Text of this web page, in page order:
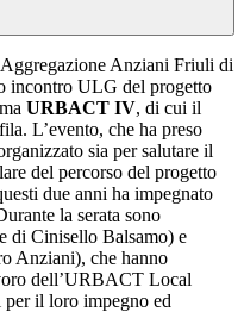
Anziani Friuli di
incontro ULG del progetto
URBACT IV, di cui il
L’evento, che ha preso
sia per salutare il
del percorso del progetto
due anni ha impegnato
la serata sono
di Cinisello Balsamo) e
Anziani), che hanno
dell’URBACT Local
il loro impegno ed